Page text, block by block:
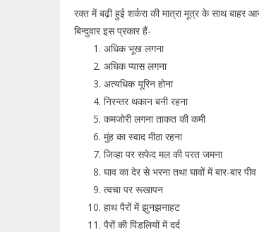
रक्त में बढ़ी हुई शर्करा की मात्रा मूत्र के साथ
बिन्दुवार इस प्रकार हैं-
अधिक भूख लगना
अधिक प्यास लगना
अत्यधिक यूरिन होना
निरन्तर थकान बनी रहना
कमजोरी लगना ताकत की कमी
मुंह का स्वाद मीठा रहना
जिव्हा पर सफेद मल की परत जमना
घाव का देर से भरना तथा घावों में बार-बार
त्वचा पर रूखापन
हाथ पैरों में झुनझनाहट
पैरों की पिंडलियों में दर्द